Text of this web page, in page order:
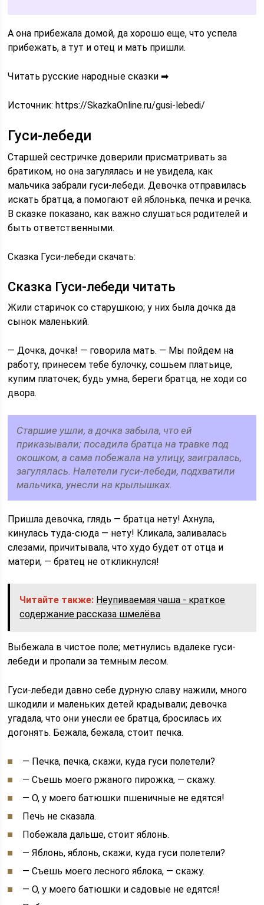
А она прибежала домой, да хорошо еще, что успела
прибежать, а тут и отец и мать пришли.
Читать русские народные сказки ➡
Источник:https://SkazkaOnline.ru/gusi-lebedi/
Гуси-лебеди
Старшей сестричке доверили присматривать за
братиком, но она загулялась и не увидела, как
мальчика забрали гуси-лебеди. Девочка отправилась
искать братца, а помогают ей яблонька, печка и речка.
В сказке показано, как важно слушаться родителей и
быть ответственными.
Сказка Гуси-лебеди скачать:
Сказка Гуси-лебеди читать
Жили старичок со старушкою; у них была дочка да
сынок маленький.
— Дочка, дочка! — говорила мать. — Мы пойдем на
работу, принесем тебе булочку, сошьем платьице,
купим платочек; будь умна, береги братца, не ходи со
двора.
Старшие ушли, а дочка забыла, что ей
приказывали; посадила братца на травке под
окошком, а сама побежала на улицу, заигралась,
загулялась. Налетели гуси-лебеди, подхватили
мальчика, унесли на крылышках.
Пришла девочка, глядь — братца нету! Ахнула,
кинулась туда-сюда — нету! Кликала, заливалась
слезами, причитывала, что худо будет от отца и
матери, — братец не откликнулся!
Читайте также: Неупиваемая чаша - краткое
содержание рассказа шмелёва
Выбежала в чистое поле; метнулись вдалеке гуси-
лебеди и пропали за темным лесом.
Гуси-лебеди давно себе дурную славу нажили, много
шкодили и маленьких детей крадывали; девочка
угадала, что они унесли ее братца, бросилась их
догонять. Бежала, бежала, стоит печка.
— Печка, печка, скажи, куда гуси полетели?
— Съешь моего ржаного пирожка, — скажу.
— О, у моего батюшки пшеничные не едятся!
Печь не сказала.
Побежала дальше, стоит яблонь.
— Яблонь, яблонь, скажи, куда гуси полетели?
— Съешь моего лесного яблока, — скажу.
— О, у моего батюшки и садовые не едятся!